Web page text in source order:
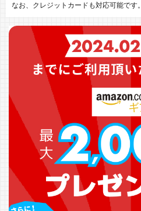
なお、クレジットカードも対応可能です。